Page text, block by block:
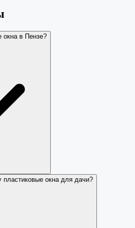
окна в Пензе?
окна для дачи?